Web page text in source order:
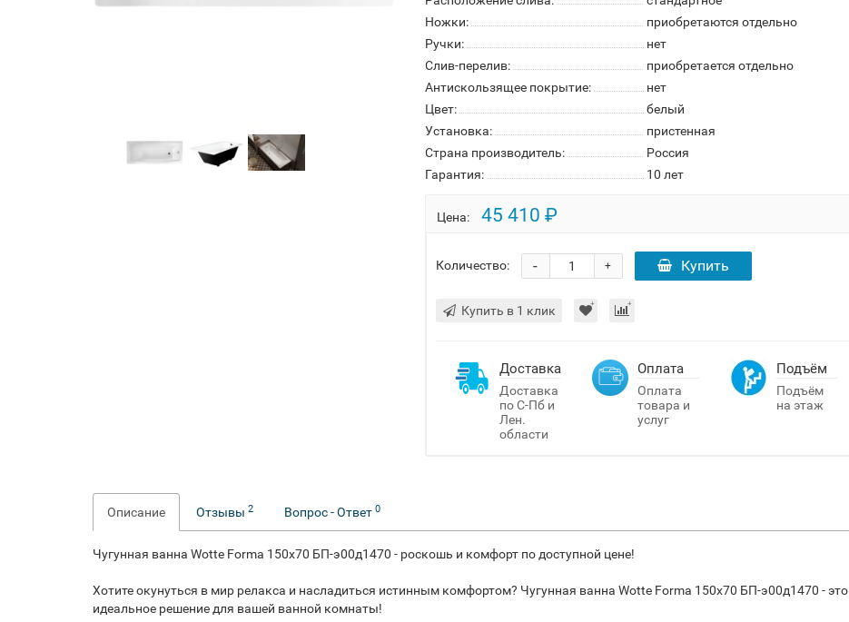
Ножки:
приобретаются отдельно
Ручки:
нет
Слив-перелив:
приобретается отдельно
Антискользящее покрытие:
нет
Цвет:
белый
Установка:
пристенная
Страна производитель:
Россия
Гарантия:
10 лет
Цена: 45 410 ₽
Количество: +
- Купить
Купить в 1 клик
Доставка
Доставка
по С-Пб и
Лен.
области
Оплата
Оплата
товара и
услуг
Подъём
Подъём
на этаж
Описание Отзывы 2 Вопрос - Ответ 0
Чугунная ванна Wotte Forma 150x70 БП-э00д1470 - роскошь и комфорт по доступной цене!
Хотите окунуться в мир релакса и насладиться истинным комфортом? Чугунная ванна Wotte Forma 150x70 БП-э00д1470 - это
идеальное решение для вашей ванной комнаты!